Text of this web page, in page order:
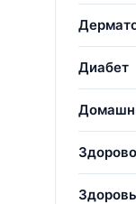
Диабет